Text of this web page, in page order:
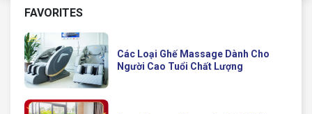
FAVORITES
Các Loại Ghế Massage Dành Cho
Người Cao Tuổi Chất Lượng